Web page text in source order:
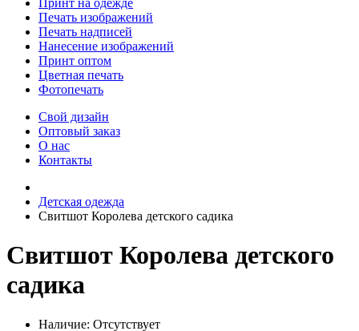
Принт на одежде
Печать изображений
Печать надписей
Нанесение изображений
Принт оптом
Цветная печать
Фотопечать
Свой дизайн
Оптовый заказ
О нас
Контакты
Детская одежда
Свитшот Королева детского садика
Свитшот Королева детского
садика
Наличие: Отсутствует